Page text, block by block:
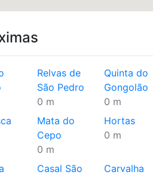
Relvas de
São Pedro
0 m
Quinta do
Gongolão
0 m
Mata do
Cepo
0 m
Hortas
0 m
Casal São
Carvalha